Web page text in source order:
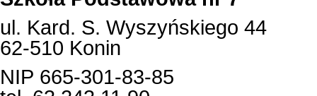
ul. Kard. S. Wyszyńskiego 44
62-510 Konin
NIP 665-301-83-85